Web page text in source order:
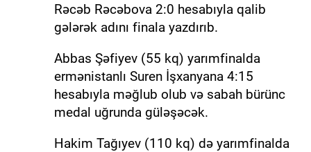
Rəcəb Rəcəbova 2:0 hesabıyla qalib
gələrək adını finala yazdırıb.
Abbas Şəfiyev (55 kq) yarımfinalda
ermənistanlı Suren İşxanyana 4:15
hesabıyla məğlub olub və sabah bürünc
medal uğrunda güləşəcək.
Hakim Tağıyev (110 kq) də yarımfinalda